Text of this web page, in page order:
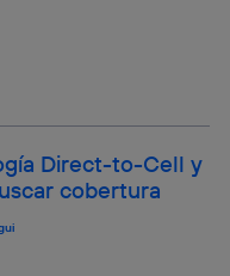
Direct-to-Cell y
cobertura